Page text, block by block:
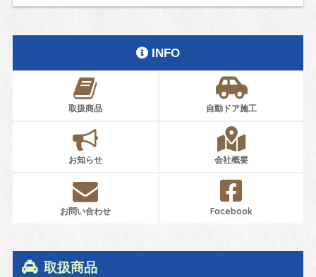
INFO
取扱商品 自動ドア施工
お知らせ 会社概要
お問い合わせ Facebook
取扱商品